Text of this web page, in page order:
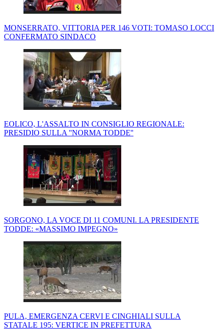
MONSERRATO, VITTORIA PER 146 VOTI: TOMASO LOCCI
CONFERMATO SINDACO
EOLICO, L'ASSALTO IN CONSIGLIO REGIONALE:
PRESIDIO SULLA ''NORMA TODDE''
SORGONO, LA VOCE DI 11 COMUNI. LA PRESIDENTE
TODDE: «MASSIMO IMPEGNO»
PULA, EMERGENZA CERVI E CINGHIALI SULLA
STATALE 195: VERTICE IN PREFETTURA